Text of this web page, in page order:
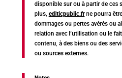
disponible sur ou à partir de ces
plus, editicpublic.frne pourra
dommages ou pertes avérés ou
relation avec l’utilisation ou le
contenu, à des biens ou des
ou sources externes.